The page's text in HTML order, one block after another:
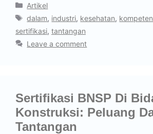
Artikel
dalam, industri, kesehatan,
sertifikasi, tantangan
Leave a comment
Sertifikasi BNSP Di
Konstruksi: Peluang
Tantangan